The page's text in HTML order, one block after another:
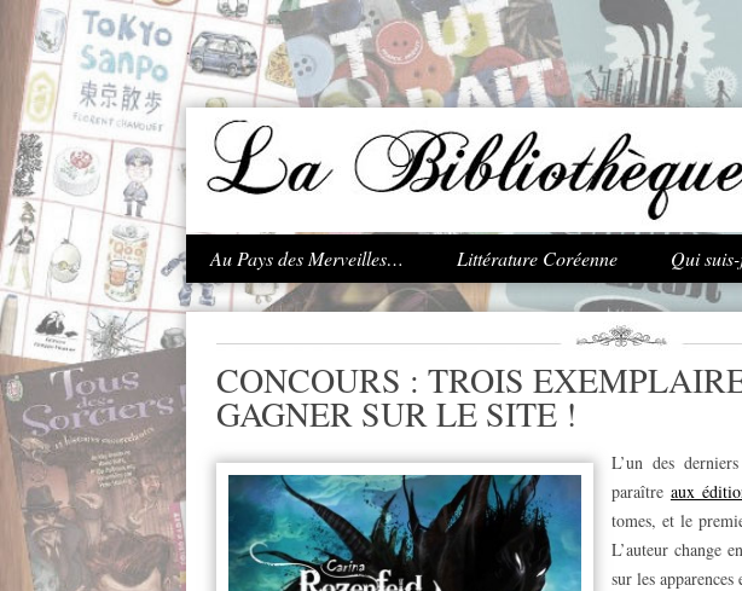
.
Aller au
Au Pays des Merveilles… Littérature Coréenne Qui
CONCOURS : TROIS
GAGNER SUR LE SITE !
L’un des
paraître aux
tomes, et le
L’auteur change
sur les